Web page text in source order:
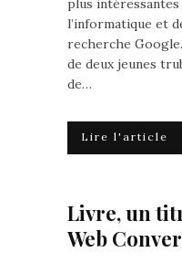
plus
l’informatique et
recherche
de deux jeunes
de…
Lire l'article
Livre, un
Web